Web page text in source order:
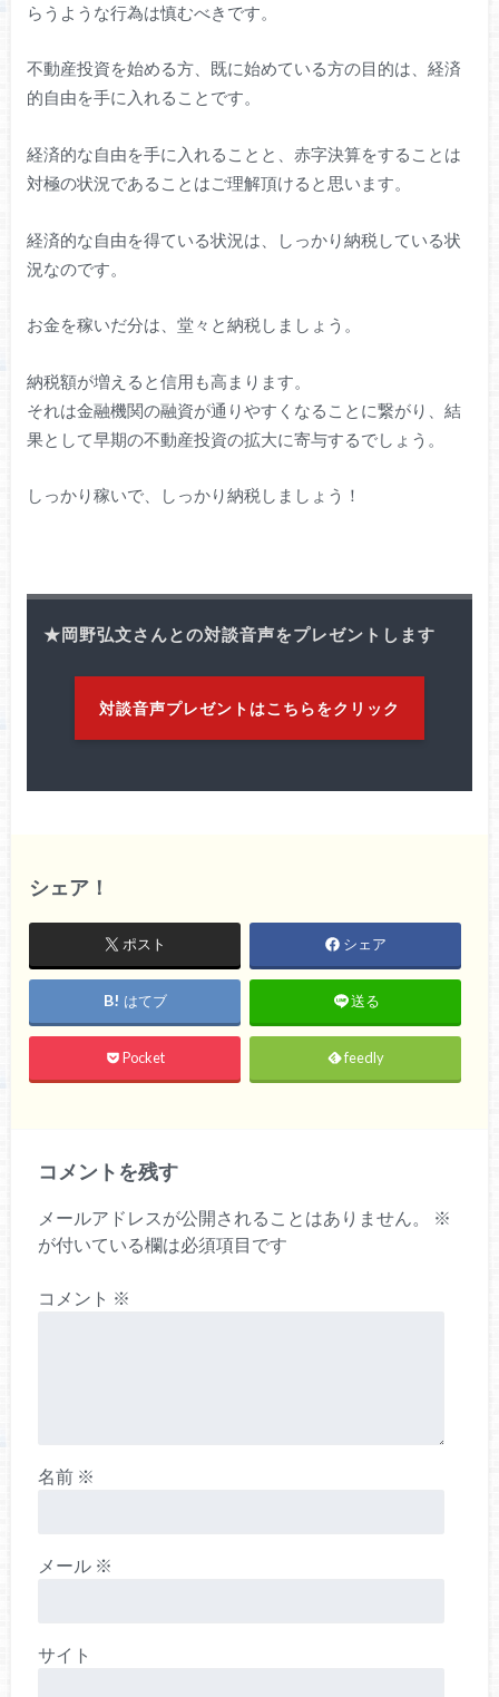
らうような行為は慎むべきです。
不動産投資を始める方、既に始めている方の目的は、経済
的自由を手に入れることです。
経済的な自由を手に入れることと、赤字決算をすることは
対極の状況であることはご理解頂けると思います。
経済的な自由を得ている状況は、しっかり納税している状
況なのです。
お金を稼いだ分は、堂々と納税しましょう。
納税額が増えると信用も高まります。
それは金融機関の融資が通りやすくなることに繋がり、結
果として早期の不動産投資の拡大に寄与するでしょう。
しっかり稼いで、しっかり納税しましょう！
★岡野弘文さんとの対談音声をプレゼントします
対談音声プレゼントはこちらをクリック
シェア！
ポスト シェア
はてブ 送る
Pocket feedly
コメントを残す
メールアドレスが公開されることはありません。
※
が付いている欄は必須項目です
コメント ※
名前 ※
メール ※
サイト